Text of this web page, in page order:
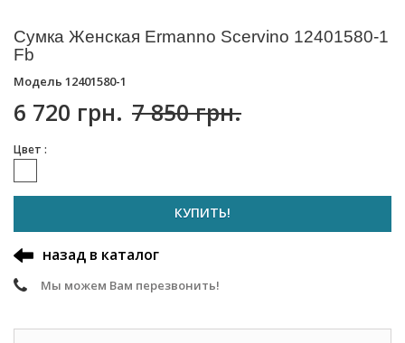
Сумка Женская Ermanno Scervino 12401580-1
Fb
Модель 12401580-1
6 720 грн. 7 850 грн.
Цвет :
КУПИТЬ!
назад в каталог
Мы можем Вам перезвонить!